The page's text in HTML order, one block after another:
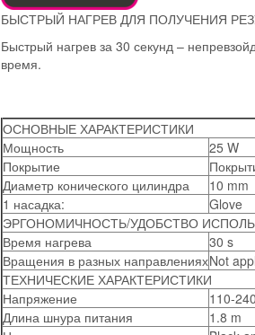
БЫСТРЫЙ НАГРЕВ ДЛЯ ПОЛУЧЕНИЯ
Быстрый нагрев за 30 секунд –
время.
ОСНОВНЫЕ ХАРАКТЕРИСТИКИ
Мощность
25 W
Покрытие
Диаметр конического цилиндра
10 mm
1 насадка:
Glove
ЭРГОНОМИЧНОСТЬ/УДОБСТВО
Время нагрева
30 s
Вращения в разных направленияхNot
ТЕХНИЧЕСКИЕ ХАРАКТЕРИСТИКИ
Напряжение
110-
Длина шнура питания
1.8 m